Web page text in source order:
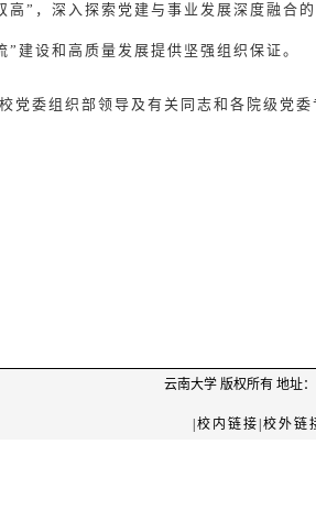
高”，深入探索党建与事业发展深度融合
”建设和高质量发展提供坚强组织保证。
校党委组织部领导及有关同志和各院级党
云南大学 版权所有 地址
|校内链接|校外